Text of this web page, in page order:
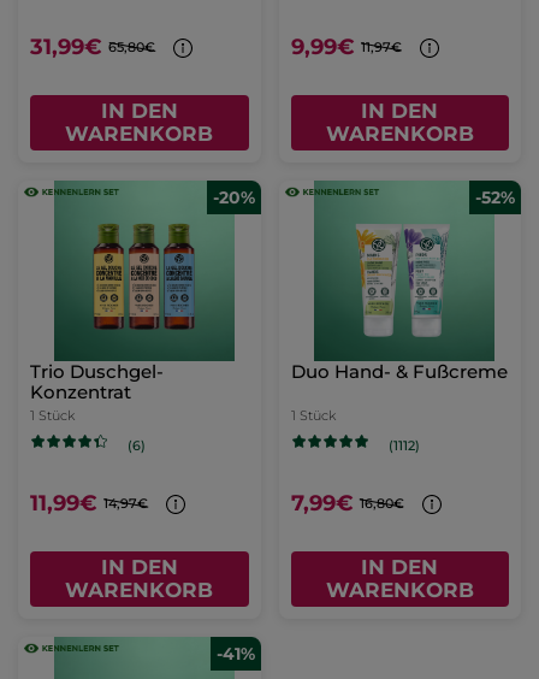
31,99€ 65,80€
IN DEN
WARENKORB
9,99€ 11,97€
IN DEN
WARENKORB
-20%
Trio Duschgel-
Konzentrat
1 Stück
(6)
11,99€ 14,97€
IN DEN
WARENKORB
-52%
Duo Hand- & Fußcreme
1 Stück
(1112)
7,99€ 16,80€
IN DEN
WARENKORB
-41%